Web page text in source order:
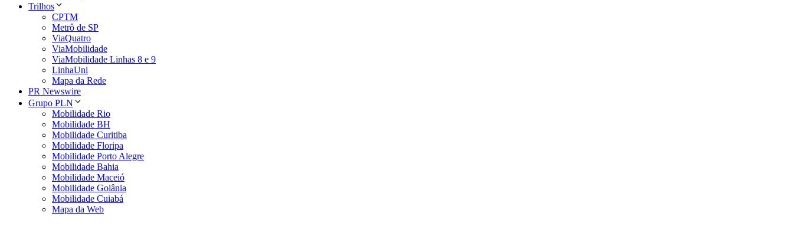
Trilhos
CPTM
Metrô de SP
ViaQuatro
ViaMobilidade
ViaMobilidade Linhas 8 e 9
LinhaUni
Mapa da Rede
PR Newswire
Grupo PLN
Mobilidade Rio
Mobilidade BH
Mobilidade Curitiba
Mobilidade Floripa
Mobilidade Porto Alegre
Mobilidade Bahia
Mobilidade Maceió
Mobilidade Goiânia
Mobilidade Cuiabá
Mapa da Web